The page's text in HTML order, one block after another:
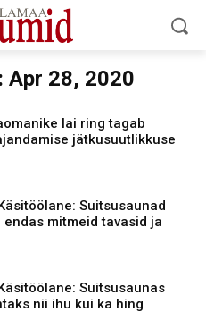
Apr 28, 2020
lai ring tagab
jätkusuutlikkuse
Suitsusaunad
endas mitmeid tavasid ja
Suitsusaunas
nii ihu kui ka hing